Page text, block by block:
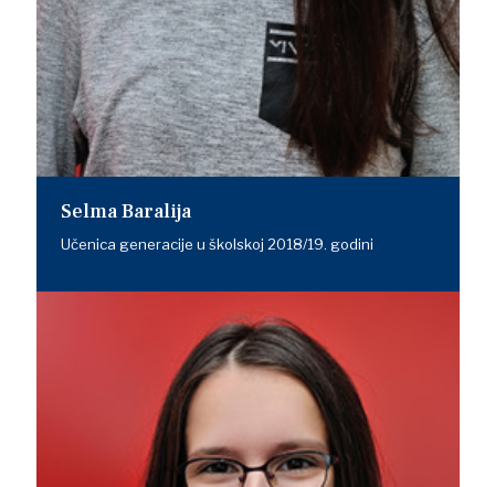
Selma Baralija
Učenica generacije u školskoj 2018/19. godini